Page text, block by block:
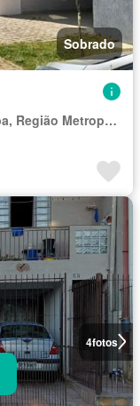
Sobrado
Região Geográfica Imediata de Curitiba, Região Metropolitana de Curitiba
4fotos